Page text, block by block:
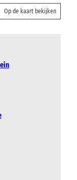
Op de kaart bekijken